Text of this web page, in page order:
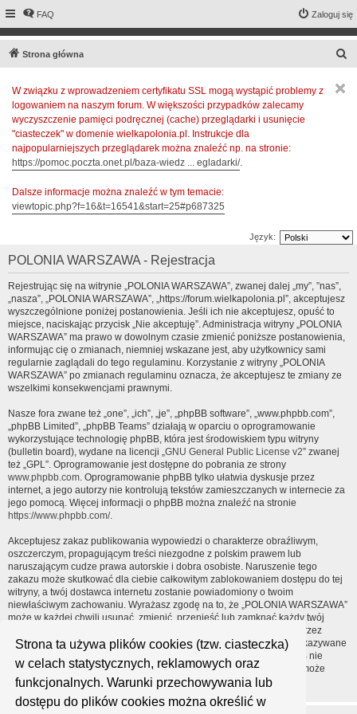
Strona ta używa plików cookies (tzw. ciasteczka)
w celach statystycznych, reklamowych oraz
funkcjonalnych. Warunki przechowywania lub
dostępu do plików cookies można określić w
FAQ Zaloguj się
Strona główna
W związku z wprowadzeniem certyfikatu SSL mogą wystąpić problemy z
logowaniem na naszym forum. W większości przypadków zalecamy
wyczyszczenie pamięci podręcznej (cache) przeglądarki i usunięcie
"ciasteczek" w domenie wielkapolonia.pl. Instrukcje dla
najpopularniejszych przeglądarek można znaleźć np. na stronie:
https://pomoc.poczta.onet.pl/baza-wiedz ... egladarki/.
Dalsze informacje można znaleźć w tym temacie:
viewtopic.php?f=16&t=16541&start=25#p687325
Język:
POLONIA WARSZAWA - Rejestracja
Rejestrując się na witrynie „POLONIA WARSZAWA”, zwanej dalej „my”, ”nas”,
„nasza”, „POLONIA WARSZAWA”, „https://forum.wielkapolonia.pl”, akceptujesz
wyszczególnione poniżej postanowienia. Jeśli ich nie akceptujesz, opuść to
miejsce, naciskając przycisk „Nie akceptuję”. Administracja witryny „POLONIA
WARSZAWA” ma prawo w dowolnym czasie zmienić poniższe postanowienia,
informując cię o zmianach, niemniej wskazane jest, aby użytkownicy sami
regularnie zaglądali do tego regulaminu. Korzystanie z witryny „POLONIA
WARSZAWA” po zmianach regulaminu oznacza, że akceptujesz te zmiany ze
wszelkimi konsekwencjami prawnymi.
Nasze fora zwane też „one”, „ich”, „je”, „phpBB software”, „www.phpbb.com”,
„phpBB Limited”, „phpBB Teams” działają w oparciu o oprogramowanie
wykorzystujące technologię phpBB, która jest środowiskiem typu witryny
(bulletin board), wydane na licencji „GNU General Public License v2” zwanej
też „GPL”. Oprogramowanie jest dostępne do pobrania ze strony
www.phpbb.com. Oprogramowanie phpBB tylko ułatwia dyskusje przez
internet, a jego autorzy nie kontrolują tekstów zamieszczanych w internecie za
jego pomocą. Więcej informacji o phpBB można znaleźć na stronie
https://www.phpbb.com/.
Akceptujesz zakaz publikowania wypowiedzi o charakterze obraźliwym,
oszczerczym, propagującym treści niezgodne z polskim prawem lub
naruszającym cudze prawa autorskie i dobra osobiste. Naruszenie tego
zakazu może skutkować dla ciebie całkowitym zablokowaniem dostępu do tej
witryny, a twój dostawca internetu zostanie powiadomiony o twoim
niewłaściwym zachowaniu. Wyrażasz zgodę na to, że „POLONIA WARSZAWA”
może w każdej chwili usunąć, zmienić, przenieść lub zamknąć każdy twój
temat, post. Wyrażasz zgodę na zapisywanie wszystkich podanych przez
ciebie informacji w naszej bazie danych. Informacje te nie będą przekazywane
nikomu bez twojej zgody, ale ani „POLONIA WARSZAWA”, ani phpBB nie
ponosi odpowiedzialności za włamania do witryny, podczas których może
dojść do kradzieży danych.